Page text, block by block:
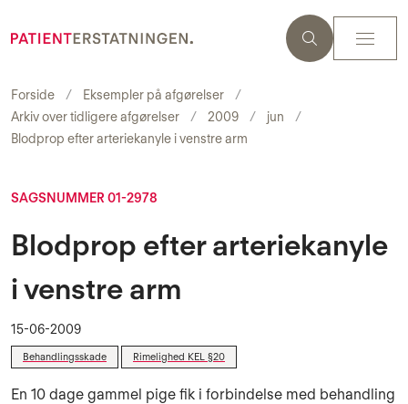
Forside
Eksempler på afgørelser
Arkiv over tidligere afgørelser
2009
jun
Blodprop efter arteriekanyle i venstre arm
SAGSNUMMER 01-2978
Blodprop efter arteriekanyle
i venstre arm
15-06-2009
Behandlingsskade Rimelighed KEL §20
En 10 dage gammel pige fik i forbindelse med behandling